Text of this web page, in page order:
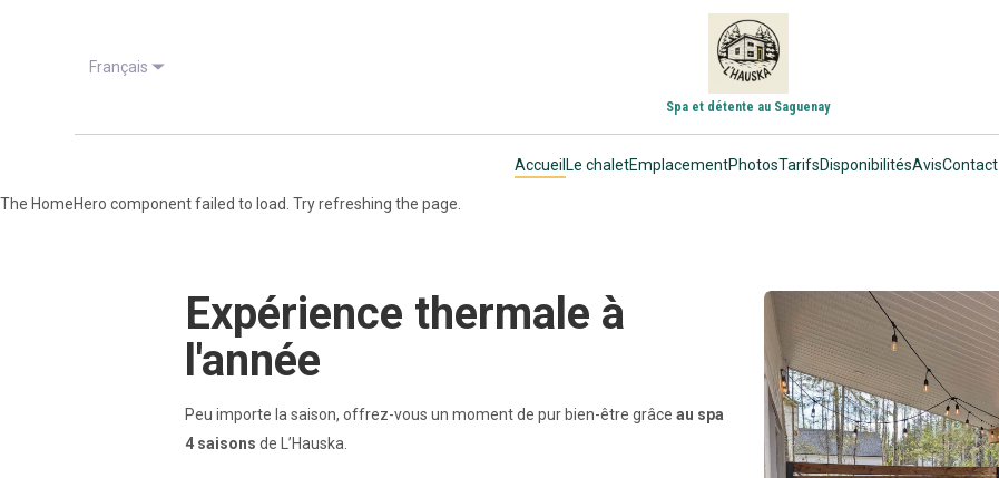
Français
Spa et détente au Saguenay
Accueil Le chaletEmplacementPhotosTarifsDisponibilitésAvisContact
The HomeHero component failed to load. Try refreshing the page.
Expérience thermale à
l'année
Peu importe la saison, offrez-vous un moment de pur bien-être grâce au spa
4 saisons de L’Hauska.